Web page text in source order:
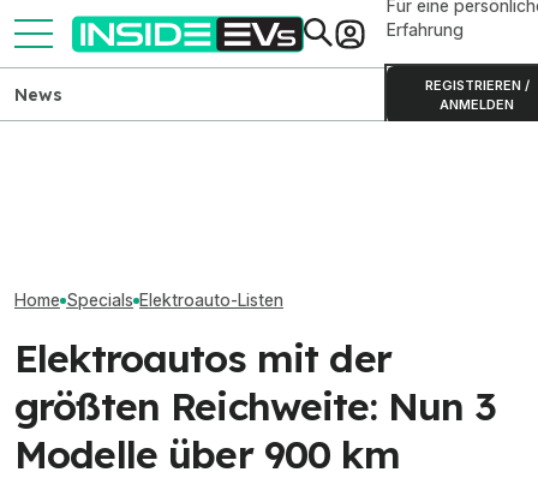
Für eine
Erfahrung
REGISTRIEREN /
ANMELDEN
News
Home Specials Elektroauto-Listen
Elektroautos mit der
größten Reichweite: Nun 3
Modelle über 900 km